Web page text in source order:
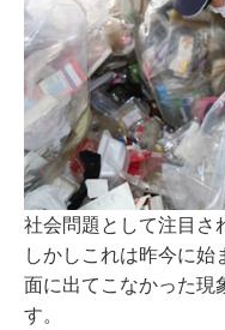
社会問題として注目さ
しかしこれは昨今に始
面に出てこなかった現
す。